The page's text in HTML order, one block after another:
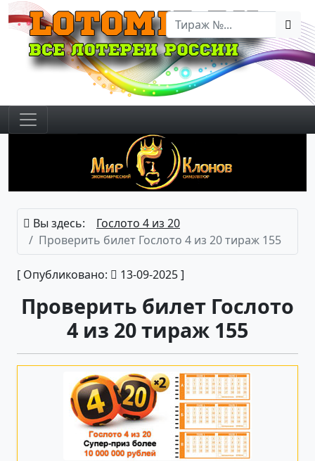
Вы здесь:
Гослото 4 из 20
Проверить билет Гослото 4 из 20 тираж 155
[ Опубликовано: 13-09-2025 ]
Проверить билет Гослото
4 из 20 тираж 155